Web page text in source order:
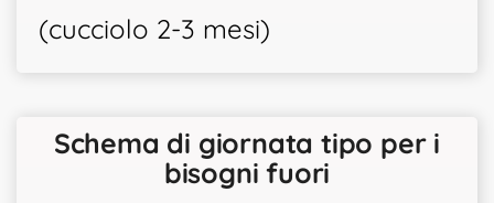
(cucciolo 2-3 mesi)
Schema di giornata tipo per i
bisogni fuori